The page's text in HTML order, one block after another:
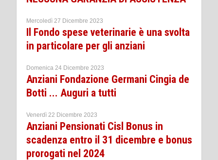
Mercoledì 27 Dicembre 2023
Il Fondo spese veterinarie è una svolta
in particolare per gli anziani
Domenica 24 Dicembre 2023
Anziani Fondazione Germani Cingia de
Botti ... Auguri a tutti
Venerdì 22 Dicembre 2023
Anziani Pensionati Cisl Bonus in
scadenza entro il 31 dicembre e bonus
prorogati nel 2024